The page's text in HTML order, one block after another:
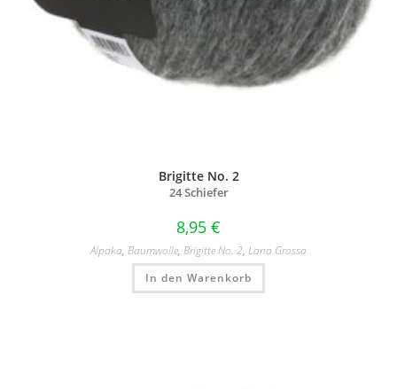
Brigitte No. 2
24 Schiefer
8,95 €
Alpaka, Baumwolle, Brigitte No. 2, Lana Grossa
In den Warenkorb